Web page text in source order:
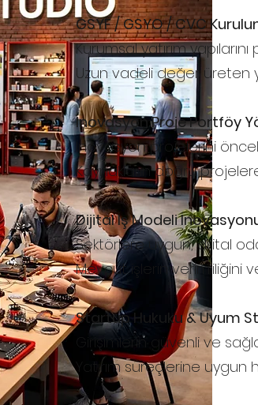
GSYF / GSYO / CVC
Kurumsal yatırım
Uzun vadeli değer üreten
İnovasyon Proje Portföy
İnovasyon projelerini
Kaynakların doğru
Dijital İş Modeli
Sektörlere uygun, dijital
Mevcut işlerin verimliliğini
Startup Hukuku & Uyum
Girişimlerin güvenli ve
Yatırım süreçlerine uygun